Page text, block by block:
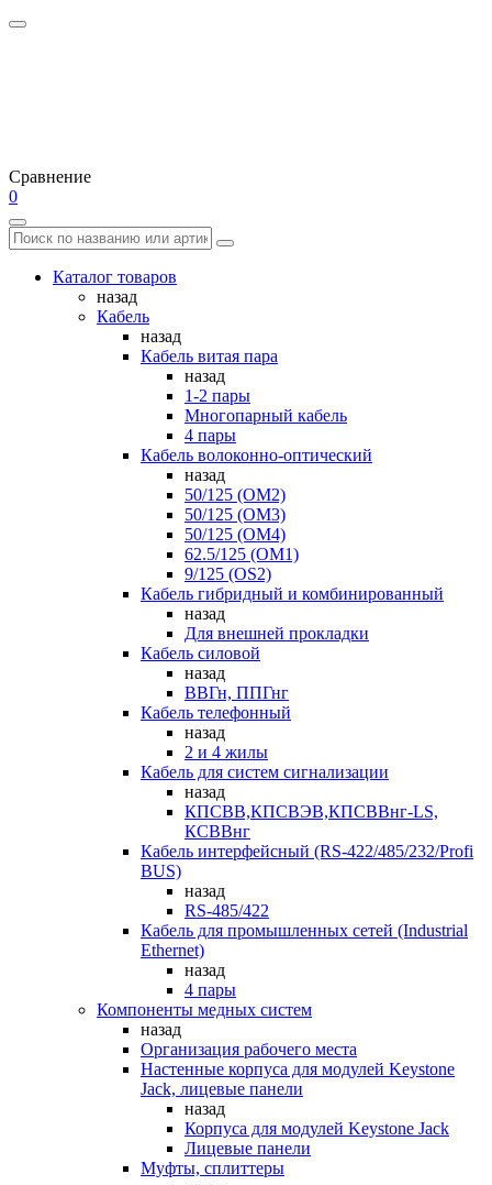
Сравнение
0
Каталог товаров
назад
Кабель
назад
Кабель витая пара
назад
1-2 пары
Многопарный кабель
4 пары
Кабель волоконно-оптический
назад
50/125 (OM2)
50/125 (OM3)
50/125 (OM4)
62.5/125 (OM1)
9/125 (OS2)
Кабель гибридный и комбинированный
назад
Для внешней прокладки
Кабель силовой
назад
ВВГн, ППГнг
Кабель телефонный
назад
2 и 4 жилы
Кабель для систем сигнализации
назад
КПСВВ,КПСВЭВ,КПСВВнг-LS,
КСВВнг
Кабель интерфейсный (RS-422/485/232/Profi
BUS)
назад
RS-485/422
Кабель для промышленных сетей (Industrial
Ethernet)
назад
4 пары
Компоненты медных систем
назад
Организация рабочего места
Настенные корпуса для модулей Keystone
Jack, лицевые панели
назад
Корпуса для модулей Keystone Jack
Лицевые панели
Муфты, сплиттеры